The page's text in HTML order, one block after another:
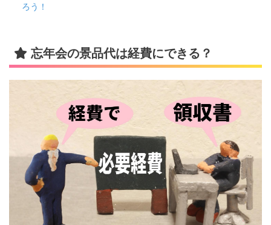
ろう！
忘年会の景品代は経費にできる？